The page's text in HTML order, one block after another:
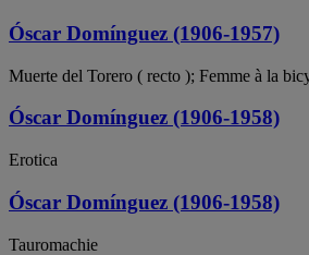
Óscar Domínguez (1906-1957)
Muerte del Torero ( recto ); Femme à la
Óscar Domínguez (1906-1958)
Erotica
Óscar Domínguez (1906-1958)
Tauromachie